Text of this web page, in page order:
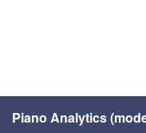
Piano Analytics